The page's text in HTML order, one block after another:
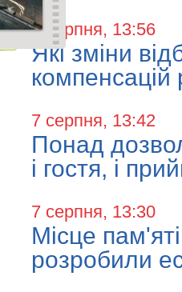
7 серпня, 13:56
Які зміни
7 серпня, 13:42
Понад
і гостя, і
7 серпня, 13:30
Місце
розробили